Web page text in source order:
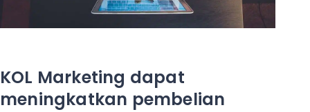
KOL Marketing dapat
meningkatkan pembelian